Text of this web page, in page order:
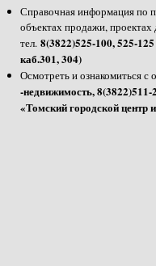
Справочная информация по
объектах продажи,
тел. 8(3822)525-100, 525-
каб.301, 304)
Осмотреть и ознакомиться с
-недвижимость,
«Томский городской центр